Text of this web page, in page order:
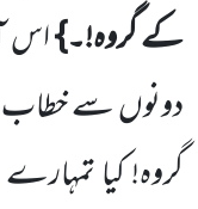
کے گروہ!۔}اس
دونوں سے خطاب
گروہ! کیا